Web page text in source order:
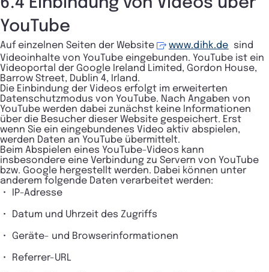
YouTube
Auf einzelnen Seiten der Website www.dihk.de sind
Videoinhalte von YouTube eingebunden. YouTube ist ein
Videoportal der Google Ireland Limited, Gordon House,
Barrow Street, Dublin 4, Irland.
Die Einbindung der Videos erfolgt im erweiterten
Datenschutzmodus von YouTube. Nach Angaben von
YouTube werden dabei zunächst keine Informationen
über die Besucher dieser Website gespeichert. Erst
wenn Sie ein eingebundenes Video aktiv abspielen,
werden Daten an YouTube übermittelt.
Beim Abspielen eines YouTube-Videos kann
insbesondere eine Verbindung zu Servern von YouTube
bzw. Google hergestellt werden. Dabei können unter
anderem folgende Daten verarbeitet werden:
IP-Adresse
Datum und Uhrzeit des Zugriffs
Geräte- und Browserinformationen
Referrer-URL